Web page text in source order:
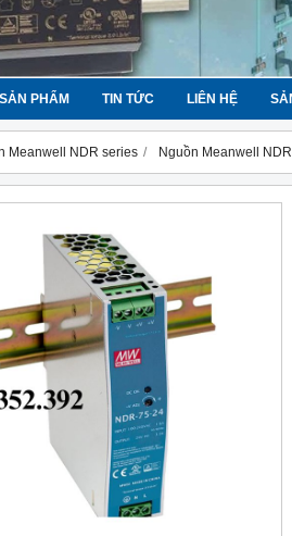
PHẨM TIN TỨC LIÊN HỆ
Meanwell NDR series Nguồn Meanwell